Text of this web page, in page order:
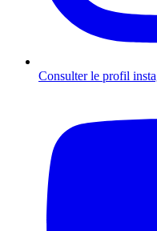
Consulter le profil